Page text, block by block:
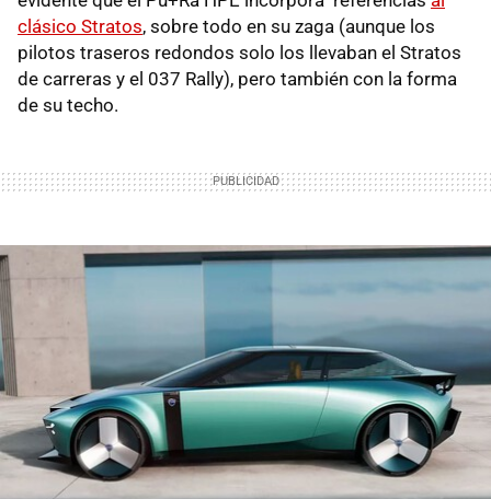
clásico Stratos, sobre todo en su zaga (aunque los
pilotos traseros redondos solo los llevaban el Stratos
de carreras y el 037 Rally), pero también con la forma
de su techo.